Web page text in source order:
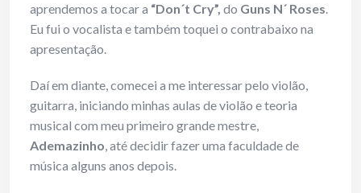
aprendemos a tocar a “Don´t Cry”, do Guns N´ Roses.
Eu fui o vocalista e também toquei o contrabaixo na
apresentação.
Daí em diante, comecei a me interessar pelo violão,
guitarra, iniciando minhas aulas de violão e teoria
musical com meu primeiro grande mestre,
Ademazinho, até decidir fazer uma faculdade de
música alguns anos depois.